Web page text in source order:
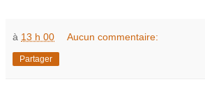
à 13 h 00 Aucun commentaire:
Partager